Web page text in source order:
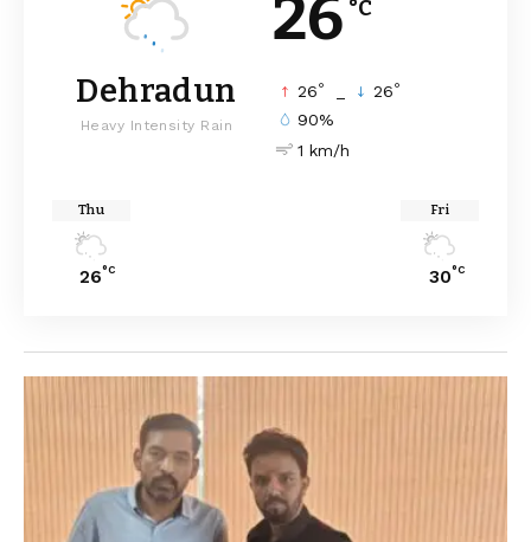
26 °C
Dehradun
Heavy Intensity Rain
26° 26°
90%
1 km/h
Thu
26°C
Fri
30°C